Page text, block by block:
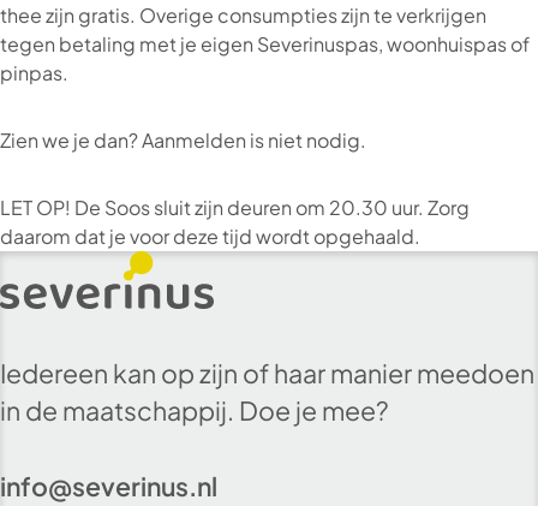
thee zijn gratis. Overige consumpties zijn te verkrijgen
tegen betaling met je eigen Severinuspas, woonhuispas of
pinpas.
Zien we je dan? Aanmelden is niet nodig.
LET OP! De Soos sluit zijn deuren om 20.30 uur. Zorg
daarom dat je voor deze tijd wordt opgehaald.
Iedereen kan op zijn of haar manier meedoen
in de maatschappij. Doe je mee?
info@severinus.nl